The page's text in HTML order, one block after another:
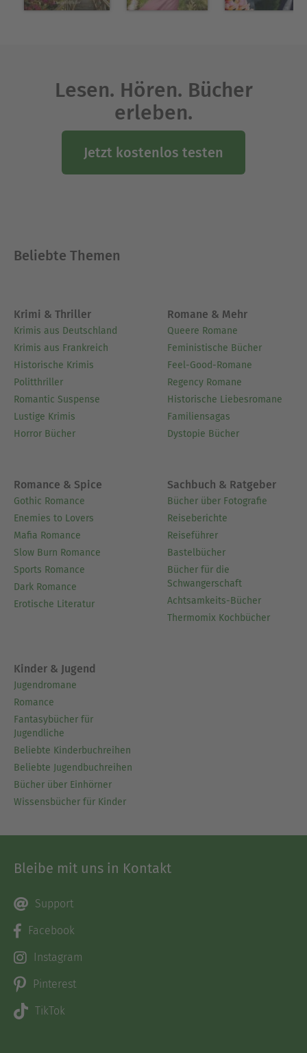
Lesen. Hören. Bücher
erleben.
Jetzt kostenlos testen
Beliebte Themen
Krimi & Thriller
Krimis aus Deutschland
Krimis aus Frankreich
Historische Krimis
Politthriller
Romantic Suspense
Lustige Krimis
Horror Bücher
Romane & Mehr
Queere Romane
Feministische Bücher
Feel-Good-Romane
Regency Romane
Historische Liebesromane
Familiensagas
Dystopie Bücher
Romance & Spice
Gothic Romance
Enemies to Lovers
Mafia Romance
Slow Burn Romance
Sports Romance
Dark Romance
Erotische Literatur
Sachbuch & Ratgeber
Bücher über Fotografie
Reiseberichte
Reiseführer
Bastelbücher
Bücher für die
Schwangerschaft
Achtsamkeits-Bücher
Thermomix Kochbücher
Kinder & Jugend
Jugendromane
Romance
Fantasybücher für
Jugendliche
Beliebte Kinderbuchreihen
Beliebte Jugendbuchreihen
Bücher über Einhörner
Wissensbücher für Kinder
Bleibe mit uns in Kontakt
Support
Facebook
Instagram
Pinterest
TikTok